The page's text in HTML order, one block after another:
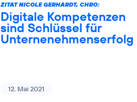
ZITAT NICOLE GERHARDT, CHRO:
Digitale Kompetenzen
sind Schlüssel für
Unternenehmenserfolg
12. Mai 2021